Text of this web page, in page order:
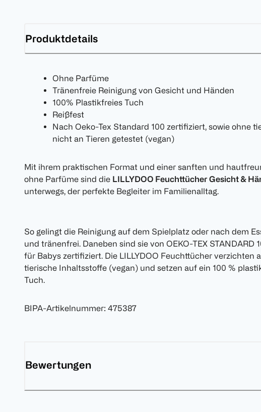
Produktdetails
Ohne Parfüme
Tränenfreie Reinigung von Gesicht und Händen
100% Plastikfreies Tuch
Reißfest
Nach Oeko-Tex Standard 100 zertifiziert, sowie ohne
nicht an Tieren getestet (vegan)
Mit ihrem praktischen Format und einer sanften und
ohne Parfüme sind die LILLYDOO Feuchttücher Gesicht &
unterwegs, der perfekte Begleiter im Familienalltag.
So gelingt die Reinigung auf dem Spielplatz oder nach dem
und tränenfrei. Daneben sind sie von OEKO-TEX STANDARD
für Babys zertifiziert. Die LILLYDOO Feuchttücher verzichten
tierische Inhaltsstoffe (vegan) und setzen auf ein 100 %
Tuch.
BIPA-Artikelnummer: 475387
Bewertungen